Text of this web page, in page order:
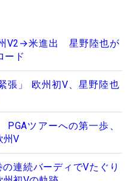
V2→米進出 星野陸也が
ード
張」 欧州初V、星野陸也
ツアーへの第一歩、
州V
連続バーディでVたぐり